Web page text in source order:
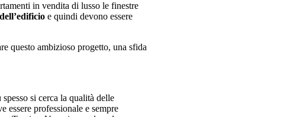
in vendita di lusso le finestre
e quindi devono essere
questo ambizioso progetto, una sfida
si cerca la qualità delle
essere professionale e sempre